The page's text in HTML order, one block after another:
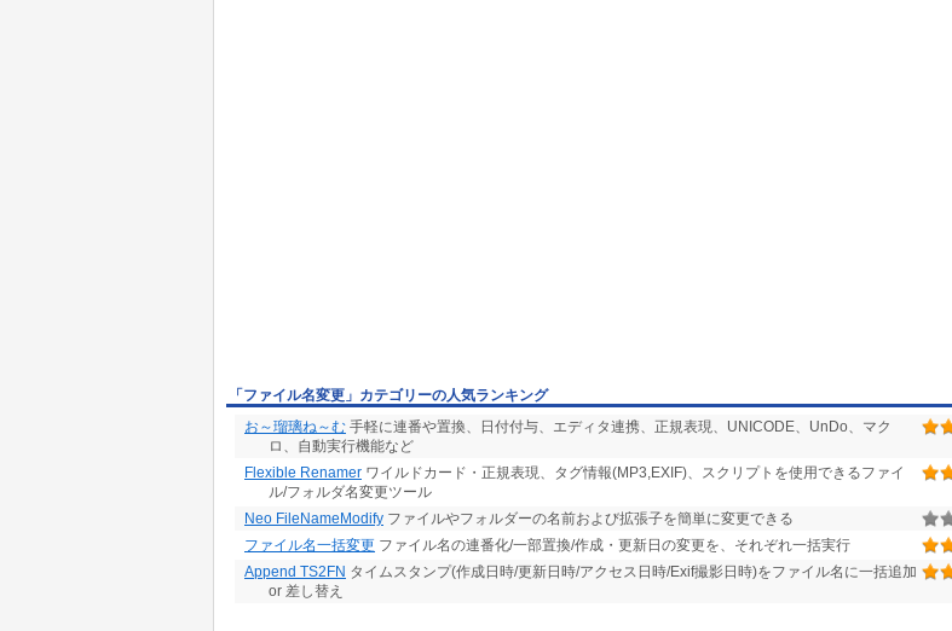
「ファイル名変更」カテゴリーの人気ランキング
お～瑠璃ね～む 手軽に連番や置換、日付付与、エディタ連携、正規表現、UNICODE、UnDo、マク
ロ、自動実行機能など
Flexible Renamer ワイルドカード・正規表現、タグ情報(MP3,EXIF)、スクリプトを使用できるファイ
ル/フォルダ名変更ツール
Neo FileNameModify ファイルやフォルダーの名前および拡張子を簡単に変更できる
ファイル名一括変更 ファイル名の連番化/一部置換/作成・更新日の変更を、それぞれ一括実行
Append TS2FN タイムスタンプ(作成日時/更新日時/アクセス日時/Exif撮影日時)をファイル名に一括追加
or 差し替え